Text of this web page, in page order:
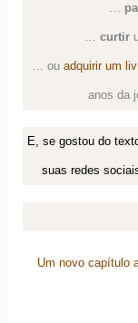
…
… curtir
… ou adquirir um
anos da
E, se gostou do
suas redes
Um novo capítulo